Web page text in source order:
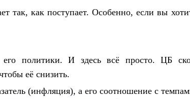
так, как поступает. Особенно, если вы
политики. И здесь всё просто. ЦБ
её снизить.
(инфляция), а его соотношение с